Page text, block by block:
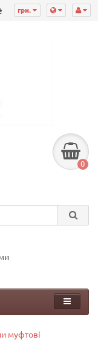
грн.
0
муфтові